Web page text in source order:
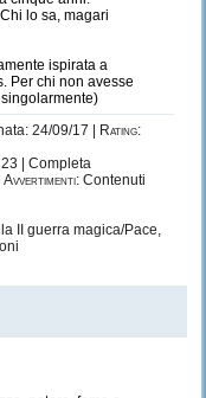
lo sa, magari
ispirata a
Per chi non avesse
24/09/17 |
Rating:
23 | Completa
Avvertimenti: Contenuti
II guerra magica/Pace,